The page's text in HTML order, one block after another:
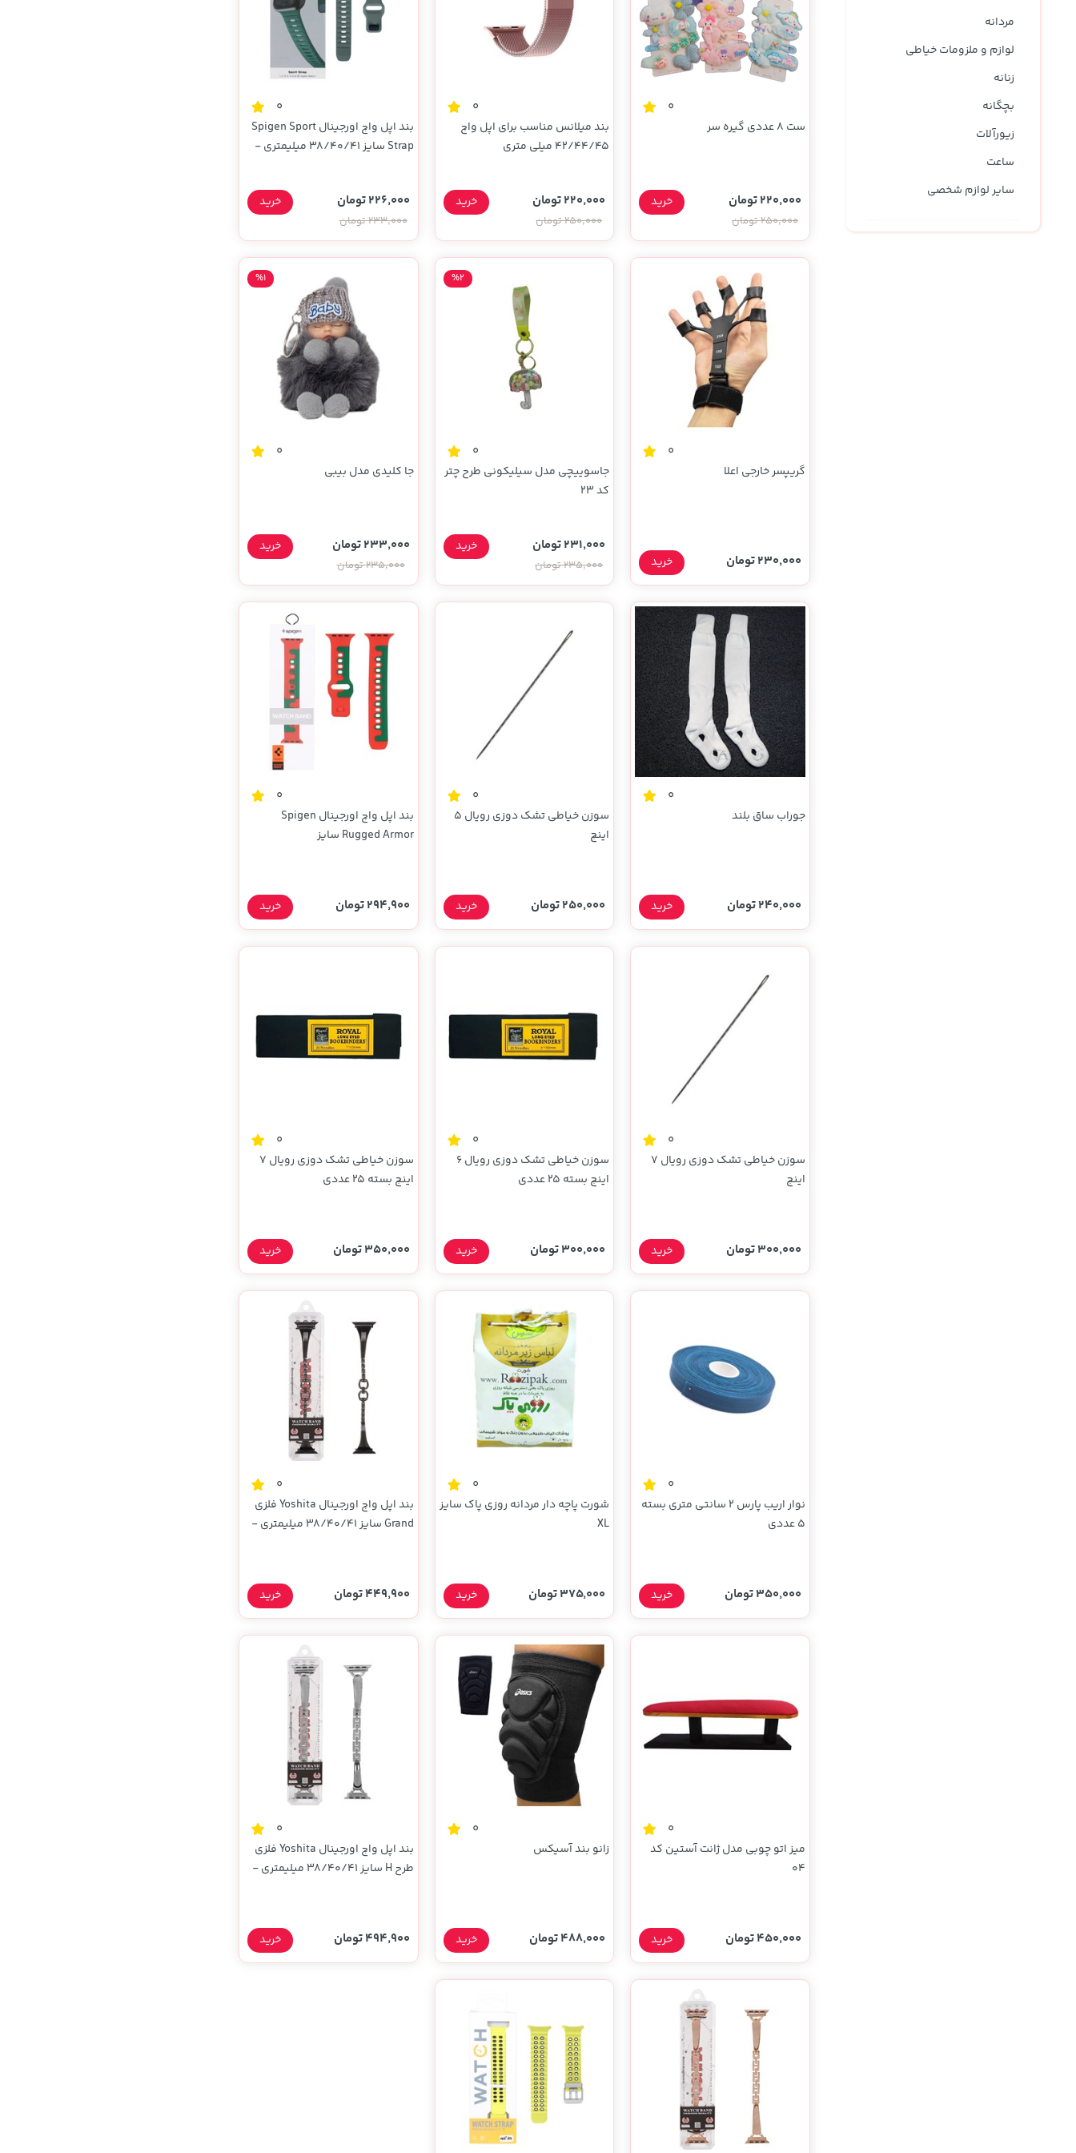
نوشیدنی ها
روشنایی و الکتریکی
مردانه
لوازم و ملزومات خیاطی
زنانه
بچگانه
زیورآلات
ساعت
سایر لوازم شخصی
0
ست ۸ عددی گیره سر
220,000 تومان
250,000 تومان
خرید
0
بند میلانس مناسب برای اپل واچ
42/44/45 میلی متری
220,000 تومان
250,000 تومان
خرید
0
بند اپل واچ اورجینال Spigen Sport
Strap سایز 38/40/41 میلیمتری -
226,000 تومان
233,000 تومان
خرید
0
گریپسر خارجی اعلا
230,000 تومان خرید
0
جاسوییچی مدل سیلیکونی طرح چتر
کد 23
%2
231,000 تومان
235,000 تومان
خرید
0
جا کلیدی مدل بیبی
%1
233,000 تومان
235,000 تومان
خرید
0
جوراب ساق بلند
240,000 تومان خرید
0
سوزن خیاطی تشک دوزی رویال 5
اینچ
250,000 تومان خرید
0
بند اپل واچ اورجینال Spigen
Rugged Armor سایز
294,900 تومان خرید
0
سوزن خیاطی تشک دوزی رویال 7
اینچ
300,000 تومان خرید
0
سوزن خیاطی تشک دوزی رویال 6
اینچ بسته 25 عددی
300,000 تومان خرید
0
سوزن خیاطی تشک دوزی رویال 7
اینچ بسته 25 عددی
350,000 تومان خرید
0
نوار اریب پارس 2 سانتی متری بسته
5 عددی
350,000 تومان خرید
0
شورت پاچه دار مردانه روزی پاک سایز
XL
375,000 تومان خرید
0
بند اپل واچ اورجینال Yoshita فلزی
Grand سایز 38/40/41 میلیمتری -
449,900 تومان خرید
0
میز اتو چوبی مدل ژانت آستین کد
04
450,000 تومان خرید
0
زانو بند آسیکس
488,000 تومان خرید
0
بند اپل واچ اورجینال Yoshita فلزی
طرح H سایز 38/40/41 میلیمتری -
494,900 تومان خرید